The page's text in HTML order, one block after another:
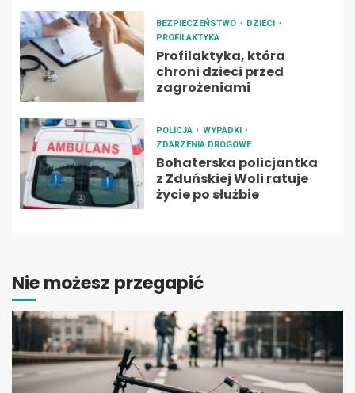
BEZPIECZEŃSTWO
DZIECI
PROFILAKTYKA
Profilaktyka, która
chroni dzieci przed
zagrożeniami
POLICJA
WYPADKI
ZDARZENIA DROGOWE
Bohaterska policjantka
z Zduńskiej Woli ratuje
życie po służbie
Nie możesz przegapić